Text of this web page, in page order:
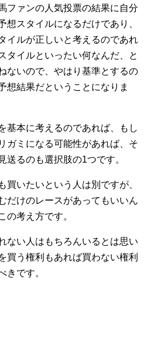
ファンの人気投票の結果に自分
想スタイルになるだけであり、
イルが正しいと考えるのであれ
タイルといったい何なんだ、と
ないので、やはり基準とするの
想結果だということになりま
基本に考えるのであれば、もし
ガミになる可能性があれば、そ
送るのも選択肢の1つです。
買いたいという人は別ですが、
だけのレースがあってもいいん
の考え方です。
ない人はもちろんいるとは思い
買う権利もあれば買わない権利
きです。